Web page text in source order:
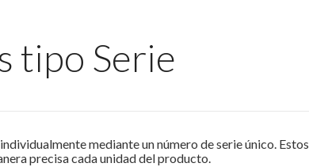
tipo Serie
mediante un número de serie único. Estos
precisa cada unidad del producto.